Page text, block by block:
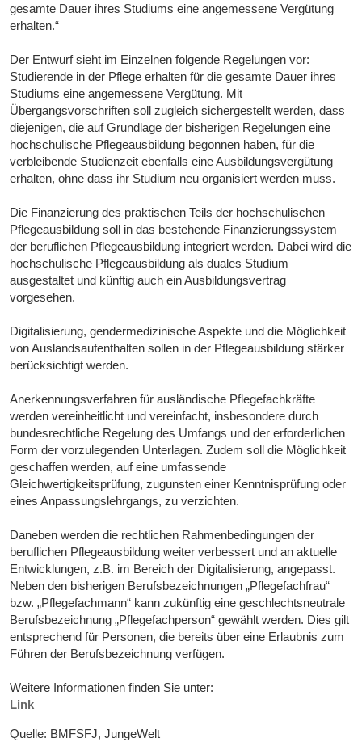
gesamte Dauer ihres Studiums eine angemessene Vergütung
erhalten.“
Der Entwurf sieht im Einzelnen folgende Regelungen vor:
Studierende in der Pflege erhalten für die gesamte Dauer ihres
Studiums eine angemessene Vergütung. Mit
Übergangsvorschriften soll zugleich sichergestellt werden, dass
diejenigen, die auf Grundlage der bisherigen Regelungen eine
hochschulische Pflegeausbildung begonnen haben, für die
verbleibende Studienzeit ebenfalls eine Ausbildungsvergütung
erhalten, ohne dass ihr Studium neu organisiert werden muss.
Die Finanzierung des praktischen Teils der hochschulischen
Pflegeausbildung soll in das bestehende Finanzierungssystem
der beruflichen Pflegeausbildung integriert werden. Dabei wird die
hochschulische Pflegeausbildung als duales Studium
ausgestaltet und künftig auch ein Ausbildungsvertrag
vorgesehen.
Digitalisierung, gendermedizinische Aspekte und die Möglichkeit
von Auslandsaufenthalten sollen in der Pflegeausbildung stärker
berücksichtigt werden.
Anerkennungsverfahren für ausländische Pflegefachkräfte
werden vereinheitlicht und vereinfacht, insbesondere durch
bundesrechtliche Regelung des Umfangs und der erforderlichen
Form der vorzulegenden Unterlagen. Zudem soll die Möglichkeit
geschaffen werden, auf eine umfassende
Gleichwertigkeitsprüfung, zugunsten einer Kenntnisprüfung oder
eines Anpassungslehrgangs, zu verzichten.
Daneben werden die rechtlichen Rahmenbedingungen der
beruflichen Pflegeausbildung weiter verbessert und an aktuelle
Entwicklungen, z.B. im Bereich der Digitalisierung, angepasst.
Neben den bisherigen Berufsbezeichnungen „Pflegefachfrau“
bzw. „Pflegefachmann“ kann zukünftig eine geschlechtsneutrale
Berufsbezeichnung „Pflegefachperson“ gewählt werden. Dies gilt
entsprechend für Personen, die bereits über eine Erlaubnis zum
Führen der Berufsbezeichnung verfügen.
Weitere Informationen finden Sie unter:
Link
Quelle: BMFSFJ, JungeWelt